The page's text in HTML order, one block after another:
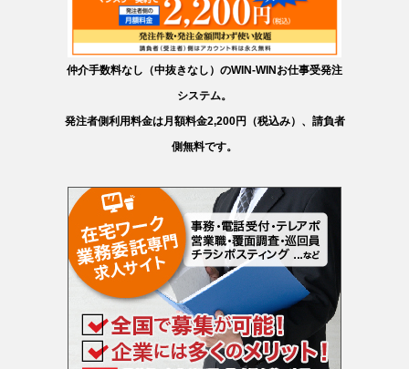
仲介手数料なし（中抜きなし）のWIN-WINお仕事受発注
システム。
発注者側利用料金は月額料金2,200円（税込み）、請負者
側無料です。